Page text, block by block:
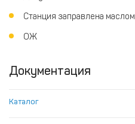
Станция заправлена маслом
ОЖ
Документация
Каталог